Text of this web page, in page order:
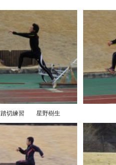
踏切練習 星野樹生